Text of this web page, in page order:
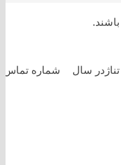
تناژدر سال شماره تماس